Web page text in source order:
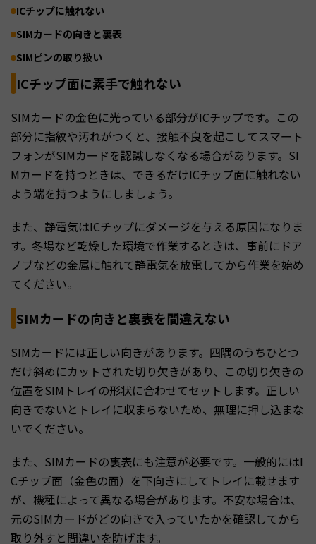
ICチップに触れない
SIMカードの向きと裏表
SIMピンの取り扱い
ICチップ面に素手で触れない
SIMカードの金色に光っている部分がICチップです。この
部分に指紋や汚れがつくと、接触不良を起こしてスマート
フォンがSIMカードを認識しなくなる場合があります。SI
Mカードを持つときは、できるだけICチップ面に触れない
よう端を持つようにしましょう。
また、静電気はICチップにダメージを与える原因になりま
す。冬場など乾燥した環境で作業するときは、事前にドア
ノブなどの金属に触れて静電気を放電してから作業を始め
てください。
SIMカードの向きと裏表を間違えない
SIMカードには正しい向きがあります。四隅のうちひとつ
だけ斜めにカットされた切り欠きがあり、この切り欠きの
位置をSIMトレイの形状に合わせてセットします。正しい
向きでないとトレイに収まらないため、無理に押し込まな
いでください。
また、SIMカードの裏表にも注意が必要です。一般的にはI
Cチップ面（金色の面）を下向きにしてトレイに載せます
が、機種によって異なる場合があります。不安な場合は、
元のSIMカードがどの向きで入っていたかを確認してから
取り外すと間違いを防げます。